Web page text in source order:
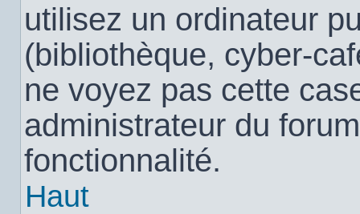
utilisez un ordinateur
(bibliothèque, cyber-
ne voyez pas cette
administrateur du
fonctionnalité.
Haut